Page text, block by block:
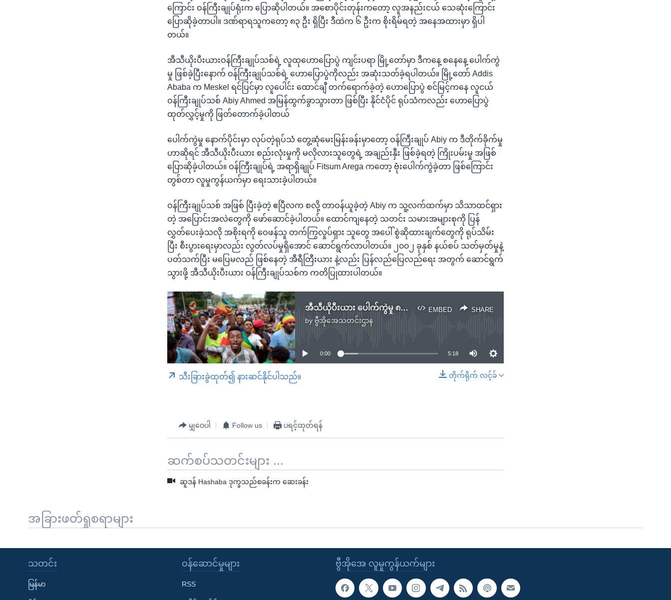
ကြောင်း ဝန်ကြီးချုပ်ရုံးက ပြောဆိုပါတယ်။ အစောပိုင်းတုန်းကတော့ လူအနည်းငယ် သေဆုံးကြောင်း
ပြောဆိုခဲ့တာပါ။ ဒဏ်ရာရသူကတော့ ၈၃ ဦး ရှိပြီး ဒီထဲက ၆ ဦးက စိုးရိမ်ရတဲ့ အနေအထားမှာ ရှိပါ
တယ်။
အီသီယိုးပီးယားဝန်ကြီးချုပ်သစ်ရဲ့ လူထုဟောပြောပွဲ ကျင်းပရာ မြို့တော်မှာ ဒီကနေ့ စနေနေ့ ပေါက်ကွဲ
မှု ဖြစ်ခဲ့ပြီးနောက် ဝန်ကြီးချုပ်သစ်ရဲ့ ဟောပြောပွဲကိုလည်း အဆုံးသတ်ခဲ့ရပါတယ်။ မြို့တော် Addis
Ababa က Meskel ရင်ပြင်မှာ လူပေါင်း ထောင်ချီ တက်ရောက်ခဲ့တဲ့ ဟောပြောပွဲ စင်မြင့်ကနေ လူငယ်
ဝန်ကြီးချုပ်သစ် Abiy Ahmed အမြန်ထွက်ခွာသွားတာ ဖြစ်ပြီး နိုင်ငံပိုင် ရုပ်သံကလည်း ဟောပြောပွဲ
ထုတ်လွှင့်မှုကို ဖြတ်တောက်ခဲ့ပါတယ်
ပေါက်ကွဲမှု နောက်ပိုင်းမှာ လုပ်တဲ့ရုပ်သံ တွေ့ဆုံမေးမြန်းခန်းမှာတော့ ဝန်ကြီးချုပ် Abiy က ဒီတိုက်ခိုက်မှု
ဟာဆိုရင် အီသီယိုးပီးယား စည်းလုံးမှုကို မလိုလားသူတွေရဲ့ အချည်းနှီး ဖြစ်ခဲ့ရတဲ့ ကြိုးပမ်းမှု အဖြစ်
ပြောဆိုခဲ့ပါတယ်။ ဝန်ကြီးချုပ်ရဲ့ အရာရှိချုပ် Fitsum Arega ကတော့ ဗုံးပေါက်ကွဲခဲ့တာ ဖြစ်ကြောင်း
တွစ်တာ လူမှုကွန်ယက်မှာ ရေးသားခဲ့ပါတယ်။
ဝန်ကြီးချုပ်သစ် အဖြစ် ပြီးခဲ့တဲ့ ဧပြီလက စလို့ တာဝန်ယူခဲ့တဲ့ Abiy က သူ့လက်ထက်မှာ သိသာထင်ရှား
တဲ့ အပြောင်းအလဲတွေကို ဖော်ဆောင်ခဲ့ပါတယ်။ ထောင်ကျနေတဲ့ သတင်း သမားအများစုကို ပြန်
လွှတ်ပေးခဲ့သလို အစိုးရကို ဝေဖန်သူ တက်ကြွလှုပ်ရှား သူတွေ အပေါ် စွဲဆိုထားချက်တွေကို ရုပ်သိမ်း
ပြီး စီးပွားရေးမှာလည်း လွတ်လပ်မှုရှိအောင် ဆောင်ရွက်လာပါတယ်။ ၂၀၀၂ ခုနှစ် နယ်စပ် သတ်မှတ်မှုနဲ့
ပတ်သက်ပြီး မပြေမလည် ဖြစ်နေတဲ့ အီရီတြီးယား နဲ့လည်း ပြန်လည်ပြေလည်ရေး အတွက် ဆောင်ရွက်
သွားဖို့ အီသီယိုးပီးယား ဝန်ကြီးချုပ်သစ်က ကတိပြုထားပါတယ်။
EMBED SHARE
အီသီယိုပီးယား ပေါက်ကွဲမှု ၈၃ ဦး ဒဏ်ရာရ
byဗွီအိုအေသတင်းဌာန
SHARE
No media source currently available
0:00 5:18
တိုက်ရိုက် လင့်ခ်
သီးခြားခွဲထုတ်၍ နားဆင်နိုင်ပါသည်။
မျှဝေပါ Follow us ပရင့်ထုတ်ရန်
ဆက်စပ်သတင်းများ ...
ဆူဒန် Hashaba ဒုက္ခသည်စခန်းက ဆေးခန်း
အခြားဖတ်ရှုစရာများ
ဗွီအိုအေ လူမှုကွန်ယက်များ
သတင်း
မြန်မာ
၀န်ဆောင်မှုများ
RSS